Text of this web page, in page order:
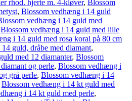
rhod. hjerte m. 4-kløver, Blossom
, Blossom vedhæng i 14 guld
vedhæng i 14 guld med
Blossom vedhæng i 14 guld med lille
i 14 guld med rosa koral på 80 cm
guld, dråbe med diamant,
med 12 diamanter, Blossom
og perle, Blossom vedhæng i
grå perle, Blossom vedhæng i 14
Blossom vedhæng i 14 kt guld med
i 14 kt guld med perle,